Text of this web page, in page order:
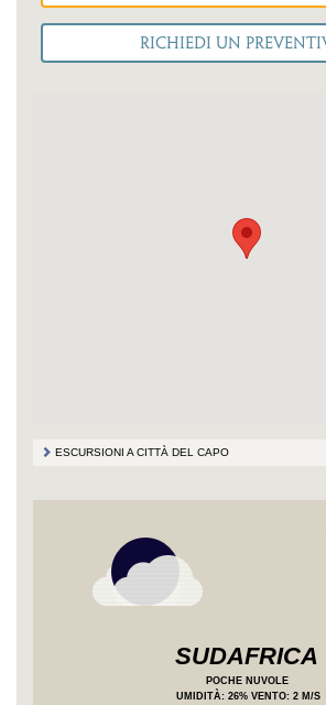
ESCURSIONI A CITTÀ DEL CAPO
SUDAFRICA
POCHE NUVOLE
UMIDITÀ: 26% VENTO: 2 M/S